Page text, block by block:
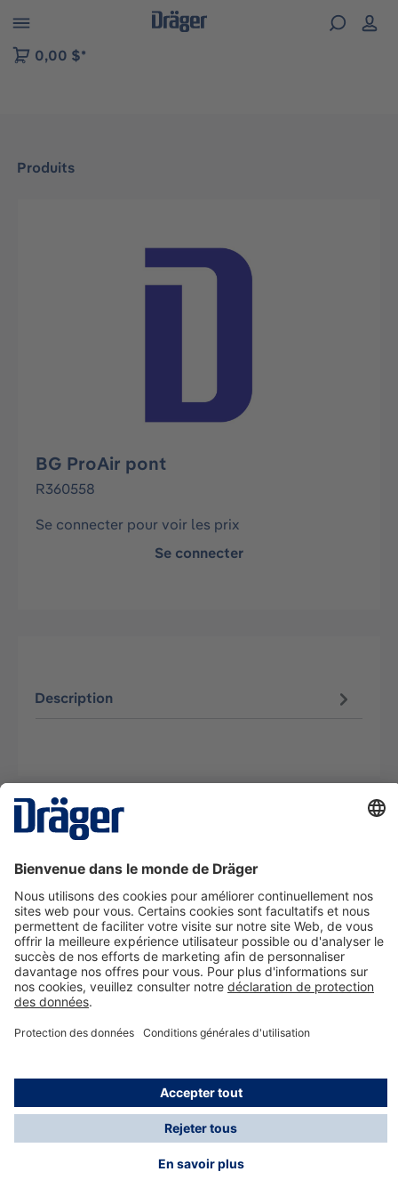
to B2B platform navigation
0,00 $*
Produits
Ignorer la galerie d'images
BG ProAir pont
R360558
Se connecter pour voir les prix
Se connecter
Description
La technologie
Nous contacter
A propos de Dräger
Informations
*Les taxes et les frais d'expédition ne sont pas inclus
dans les prix indiqués, sauf mention contraire. Des frais
supplémentaires peuvent s'appliquer.